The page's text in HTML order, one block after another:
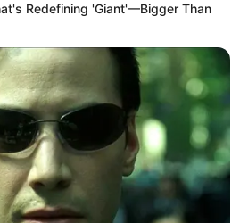
Even After 60!
Redefining 'Giant'—Bigger Than